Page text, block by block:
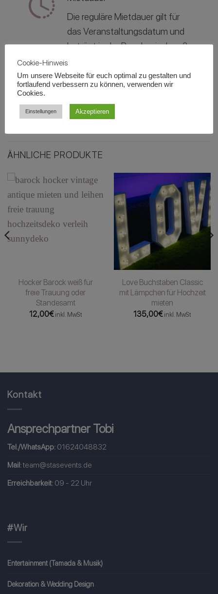
Die reguläre Mietdauer gilt für
das Veranstaltungsdatum und
beträgt in der Regel zwischen 3
- 5 Tage für eine
Veranstaltung.
ÄHNLICHE PRODUKTE
Hocker Barock weiß für
freie Trauung oder
Standesamt
12,00€ inkl. MwSt
Love Buchstaben Classic
mit Lämpchen für Hochzeit
mieten
135,00€ inkl. MwSt
Kontakt
Ansprechpartner Tobi
Tel./WhatsApp: 01624048832
Mail:team@stasevents.de
Erreichbarkeit: 09 - 22 Uhr
#Wir
Entertainment (Tamada & Musik)
Dekoration & Wedding Design
Cookie-Hinweis
Um unsere Webseite für euch optimal zu gestalten und
fortlaufend verbessern zu können, verwenden wir
Cookies.
Einstellungen Akzeptieren